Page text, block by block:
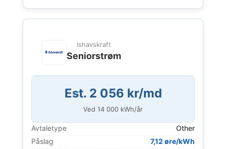
Ishavskraft
Seniorstrøm
Est. 2 056 kr/md
Ved 14 000 kWh/år
Avtaletype
Other
Påslag
7,12 øre/kWh